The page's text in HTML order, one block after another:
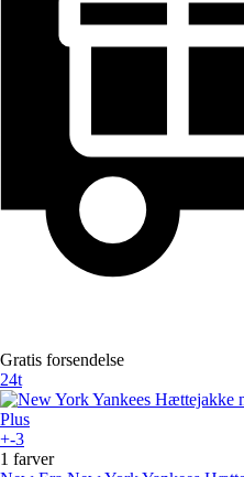
Gratis forsendelse
24t
+-3
1 farver